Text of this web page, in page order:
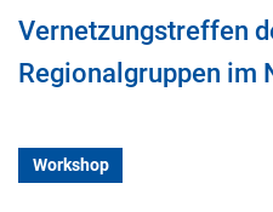
Vernetzungstreffen
Regionalgruppen im
Workshop